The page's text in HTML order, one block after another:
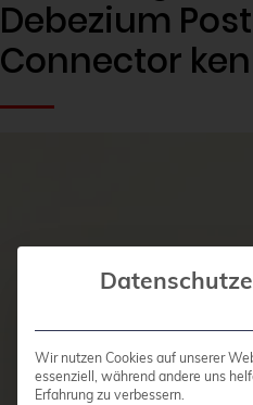
Debezium
Connector
Wir nutzen Cookies auf unserer
essenziell, während andere uns
Erfahrung zu verbessern.